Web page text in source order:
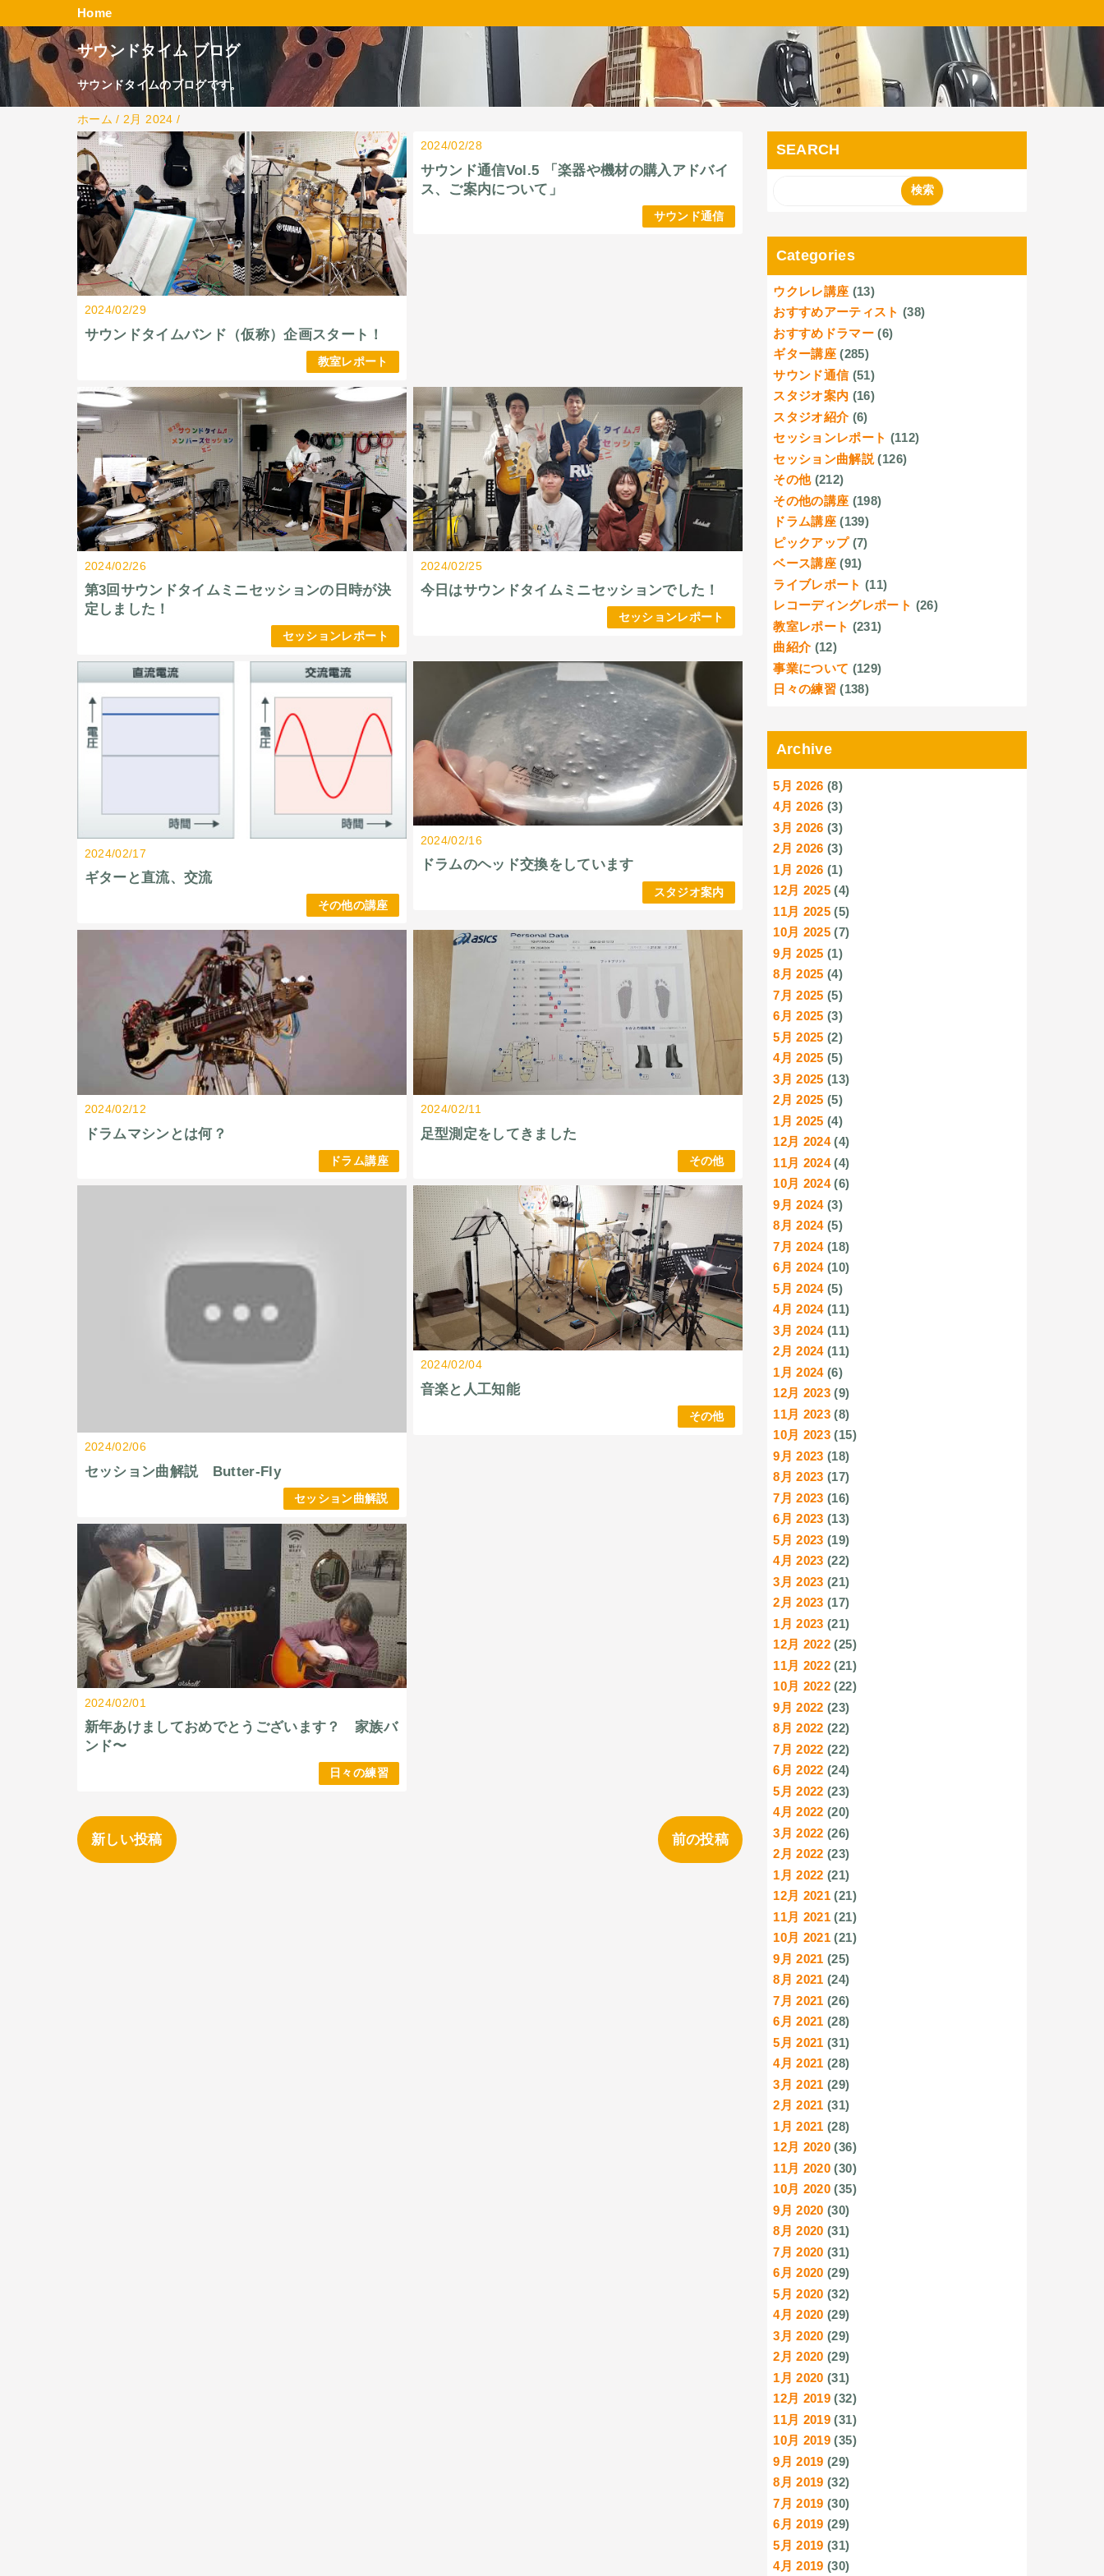
Home
サウンドタイム ブログ
サウンドタイムのブログです。
ホーム / 2月 2024 /
2024/02/29
サウンドタイムバンド（仮称）企画スタート！
教室レポート
2024/02/28
サウンド通信Vol.5 「楽器や機材の購入アドバイ
ス、ご案内について」
サウンド通信
2024/02/26
第3回サウンドタイムミニセッションの日時が決
定しました！
セッションレポート
2024/02/25
今日はサウンドタイムミニセッションでした！
セッションレポート
2024/02/17
ギターと直流、交流
その他の講座
2024/02/16
ドラムのヘッド交換をしています
スタジオ案内
2024/02/12
ドラムマシンとは何？
ドラム講座
2024/02/11
足型測定をしてきました
その他
2024/02/06
セッション曲解説 Butter-Fly
セッション曲解説
2024/02/04
音楽と人工知能
その他
2024/02/01
新年あけましておめでとうございます？ 家族バ
ンド〜
日々の練習
新しい投稿 前の投稿
SEARCH
Categories
ウクレレ講座 (13)
おすすめアーティスト (38)
おすすめドラマー (6)
ギター講座 (285)
サウンド通信 (51)
スタジオ案内 (16)
スタジオ紹介 (6)
セッションレポート (112)
セッション曲解説 (126)
その他 (212)
その他の講座 (198)
ドラム講座 (139)
ピックアップ (7)
ベース講座 (91)
ライブレポート (11)
レコーディングレポート (26)
教室レポート (231)
曲紹介 (12)
事業について (129)
日々の練習 (138)
Archive
5月 2026 (8)
4月 2026 (3)
3月 2026 (3)
2月 2026 (3)
1月 2026 (1)
12月 2025 (4)
11月 2025 (5)
10月 2025 (7)
9月 2025 (1)
8月 2025 (4)
7月 2025 (5)
6月 2025 (3)
5月 2025 (2)
4月 2025 (5)
3月 2025 (13)
2月 2025 (5)
1月 2025 (4)
12月 2024(4)
11月 2024(4)
10月 2024(6)
9月 2024(3)
8月 2024(5)
7月 2024(18)
6月 2024(10)
5月 2024(5)
4月 2024(11)
3月 2024(11)
2月 2024(11)
1月 2024(6)
12月 2023 (9)
11月 2023 (8)
10月 2023 (15)
9月 2023 (18)
8月 2023 (17)
7月 2023 (16)
6月 2023 (13)
5月 2023 (19)
4月 2023 (22)
3月 2023 (21)
2月 2023 (17)
1月 2023 (21)
12月 2022 (25)
11月 2022 (21)
10月 2022 (22)
9月 2022 (23)
8月 2022 (22)
7月 2022 (22)
6月 2022 (24)
5月 2022 (23)
4月 2022 (20)
3月 2022 (26)
2月 2022 (23)
1月 2022 (21)
12月 2021 (21)
11月 2021 (21)
10月 2021 (21)
9月 2021 (25)
8月 2021 (24)
7月 2021 (26)
6月 2021 (28)
5月 2021 (31)
4月 2021 (28)
3月 2021 (29)
2月 2021 (31)
1月 2021 (28)
12月 2020 (36)
11月 2020 (30)
10月 2020 (35)
9月 2020 (30)
8月 2020 (31)
7月 2020 (31)
6月 2020 (29)
5月 2020 (32)
4月 2020 (29)
3月 2020 (29)
2月 2020 (29)
1月 2020 (31)
12月 2019 (32)
11月 2019 (31)
10月 2019 (35)
9月 2019 (29)
8月 2019 (32)
7月 2019 (30)
6月 2019 (29)
5月 2019 (31)
4月 2019 (30)